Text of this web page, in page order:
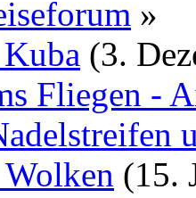
»
(3.
Fliegen -
(15.